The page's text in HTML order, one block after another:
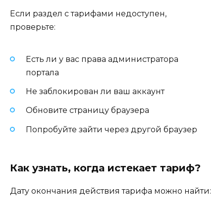
Если раздел с тарифами недоступен,
проверьте:
Есть ли у вас права администратора
портала
Не заблокирован ли ваш аккаунт
Обновите страницу браузера
Попробуйте зайти через другой браузер
Как узнать, когда истекает тариф?
Дату окончания действия тарифа можно найти: